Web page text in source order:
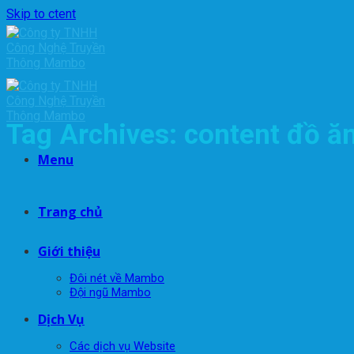
Skip to ctent
Menu
Trang chủ
Giới thiệu
Đôi nét về Mambo
Đội ngũ Mambo
Dịch Vụ
Các dịch vụ Website
Tag Archives: content đồ